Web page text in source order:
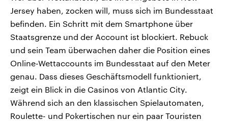
Jersey haben, zocken will, muss sich im Bundesstaat
befinden. Ein Schritt mit dem Smartphone über
Staatsgrenze und der Account ist blockiert. Rebuck
und sein Team überwachen daher die Position eines
Online-Wettaccounts im Bundesstaat auf den Meter
genau. Dass dieses Geschäftsmodell funktioniert,
zeigt ein Blick in die Casinos von Atlantic City.
Während sich an den klassischen Spielautomaten,
Roulette- und Pokertischen nur ein paar Touristen